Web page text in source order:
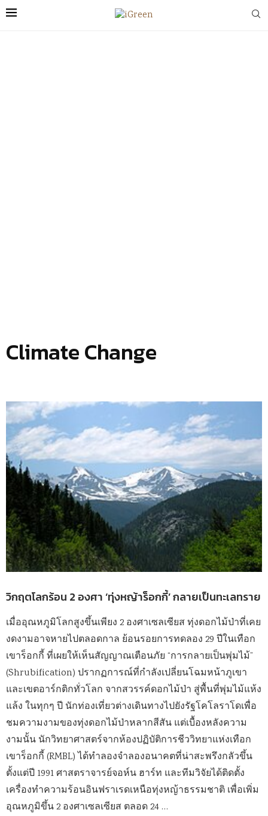
Climate Change
วิกฤตโลกร้อน 2 องศา ‘ทุ่งหญ้าร็อกกี้’ กลายเป็นทะเลทราย
เมื่ออุณหภูมิโลกสูงขึ้นเพียง 2 องศาเซลเซียส ทุ่งดอกไม้ป่าที่เคย
งดงามอาจหายไปตลอดกาล ย้อนรอยการทดลอง 29 ปีในเทือก
เขาร็อกกี้ ที่เผยให้เห็นสัญญาณเตือนภัย “การกลายเป็นพุ่มไม้”
(Shrubification) ปรากฏการณ์ที่กำลังเปลี่ยนโฉมหน้าภูเขา
และเขตอาร์กติกทั่วโลก จากสวรรค์ดอกไม้ป่า สู่พื้นที่พุ่มไม้แห้ง
แล้ง ในทุกๆ ปี นักท่องเที่ยวต่างเดินทางไปยังรัฐโคโลราโดเพื่อ
ชมความงามของทุ่งดอกไม้ป่าหลากสีสัน แต่เบื้องหลังความ
งามนั้น นักวิทยาศาสตร์จากห้องปฏิบัติการชีววิทยาแห่งเทือก
เขาร็อกกี้ (RMBL) ได้ทำลองจำลองอนาคตที่น่าสะพรึงกลัวขึ้น
ตั้งแต่ปี 1991 ศาสตราจารย์จอห์น ฮาร์ท และทีมวิจัยได้ติดตั้ง
เครื่องทำความร้อนอินฟราเรดเหนือทุ่งหญ้าธรรมชาติ เพื่อเพิ่ม
อุณหภูมิขึ้น 2 องศาเซลเซียส ตลอด 24 …